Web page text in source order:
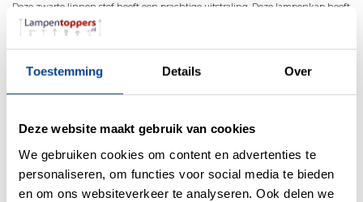
Toestemming Details Over
Deze website maakt gebruik van cookies
We gebruiken cookies om content en advertenties te
personaliseren, om functies voor social media te bieden
en om ons websiteverkeer te analyseren. Ook delen we
Deze zwarte linnen stof heeft een prachtige uitstraling. Deze lampenkap heeft
zijn eigen charme en kan het interieur op verschillende manieren
binnenkant van de lampenkap is wit PVC.
perfecte afwerking. Echt vakmanschap dat je nog maar zelden ziet.
specificaties
Afmeting: 30 x 15.5 x 20cm (BxDxH)
Fitting aansluiting: E27